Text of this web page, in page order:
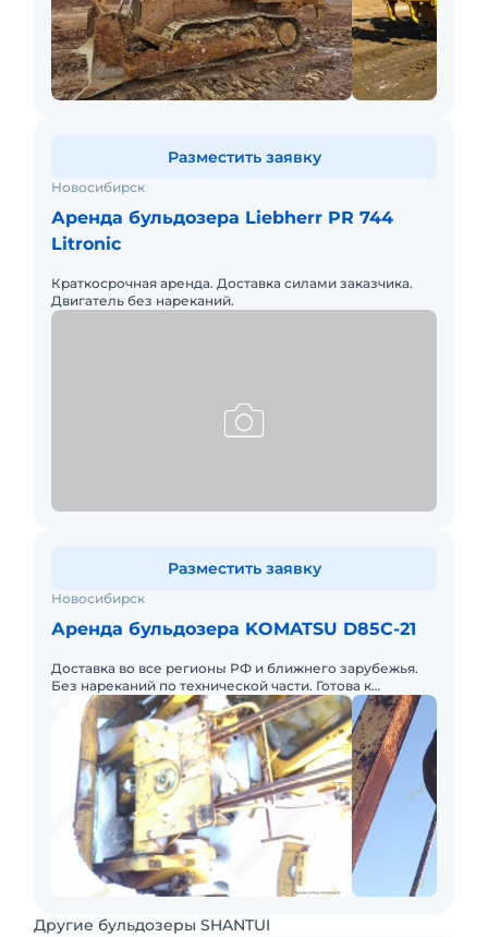
Новосибирск
Аренда бульдозера Liebherr PR 744
Litronic
Краткосрочная аренда. Доставка силами заказчика.
Двигатель без нареканий.
Разместить заявку
Новосибирск
Аренда бульдозера KOMATSU D85C-21
Доставка во все регионы РФ и ближнего зарубежья.
Без нареканий по технической части. Готова к
эксплуатации.
Разместить заявку
Другие бульдозеры SHANTUI